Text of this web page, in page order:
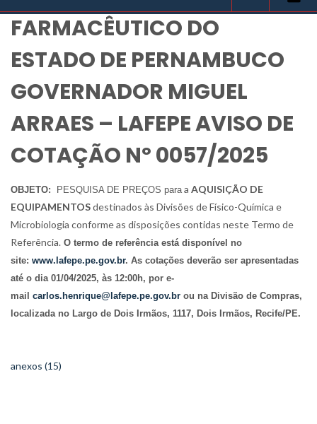
FARMACÊUTICO DO
ESTADO DE PERNAMBUCO
GOVERNADOR MIGUEL
ARRAES – LAFEPE AVISO DE
COTAÇÃO Nº 0057/2025
OBJETO: PESQUISA DE PREÇOS para a AQUISIÇÃO DE
EQUIPAMENTOSdestinados às Divisões de Físico-Química e
Microbiologia conforme as disposições contidas neste Termo de
Referência. O termo de referência está disponível no
site: www.lafepe.pe.gov.br. As cotações deverão ser apresentadas
até o dia 01/04/2025, às 12:00h, por e-
mail carlos.henrique@lafepe.pe.gov.br ou na Divisão de Compras,
localizada no Largo de Dois Irmãos, 1117, Dois Irmãos, Recife/PE.
anexos (15)